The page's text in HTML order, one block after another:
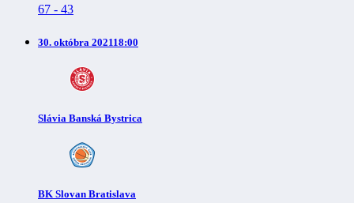
67 - 43
30. októbra 202118:00
Slávia Banská Bystrica
BK Slovan Bratislava